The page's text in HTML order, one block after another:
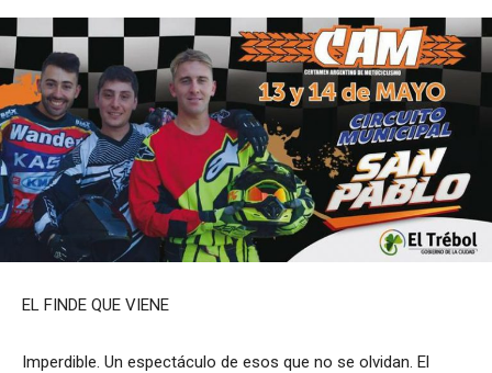
EL FINDE QUE VIENE
Imperdible. Un espectáculo de esos que no se olvidan. El